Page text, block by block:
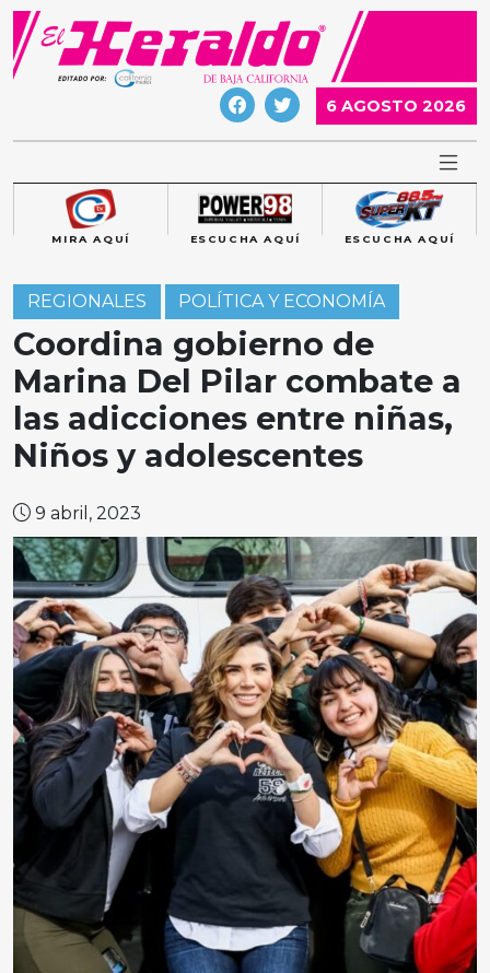
Skip
content
6 AGOSTO 2026
MIRA AQUÍ ESCUCHA AQUÍ ESCUCHA AQUÍ
REGIONALES POLÍTICA Y ECONOMÍA
Coordina gobierno de
Marina Del Pilar combate a
las adicciones entre niñas,
Niños y adolescentes
9 abril, 2023